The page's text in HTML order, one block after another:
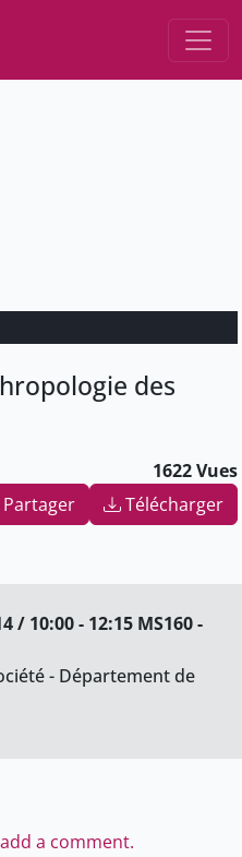
des
1622 Vues
Partager
Télécharger
/ 10:00 - 12:15 MS160 -
- Département de
a comment.